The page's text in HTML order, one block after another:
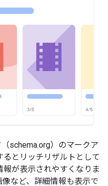
schema.org）のマークア
とリッチリザルトとして
が表示されやすくなりま
など、詳細情報も表示で